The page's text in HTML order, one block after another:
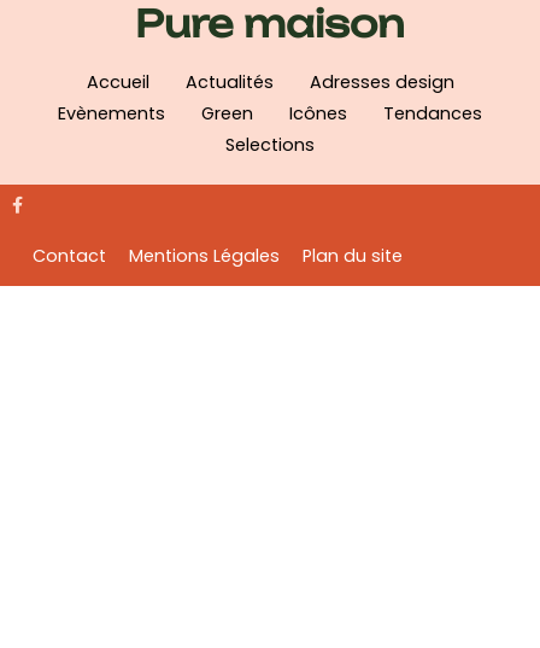
Pure maison
Accueil Actualités
Adresses design
Evènements
Green Icônes
Tendances
Selections
Contact Mentions Légales Plan du site